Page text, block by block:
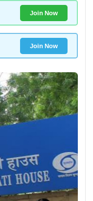
Join Now
Join Now